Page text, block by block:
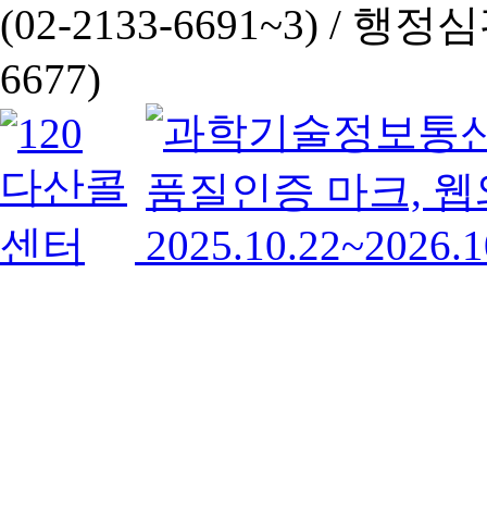
(02-2133-6691~3) / 행정심
6677)